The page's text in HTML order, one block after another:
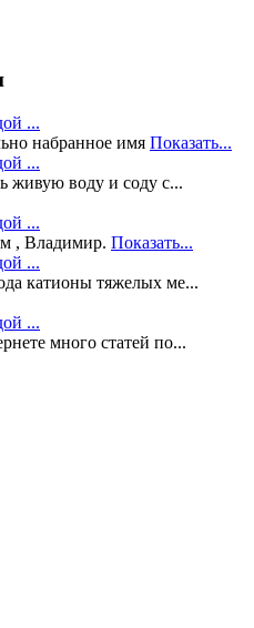
...
набранное имя Показать...
...
живую воду и соду с...
...
, Владимир. Показать...
...
катионы тяжелых ме...
...
много статей по...